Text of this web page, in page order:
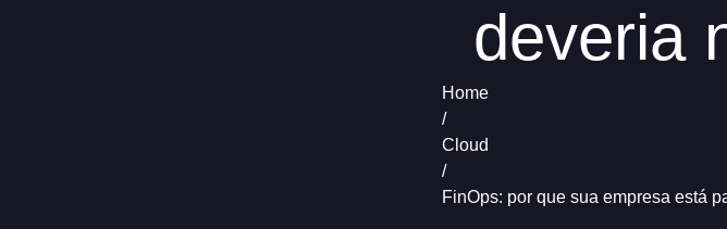
deveria
Home
/
Cloud
/
FinOps: por que sua empresa está